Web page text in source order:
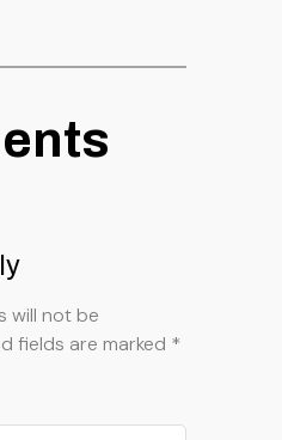
will not be
fields are marked *